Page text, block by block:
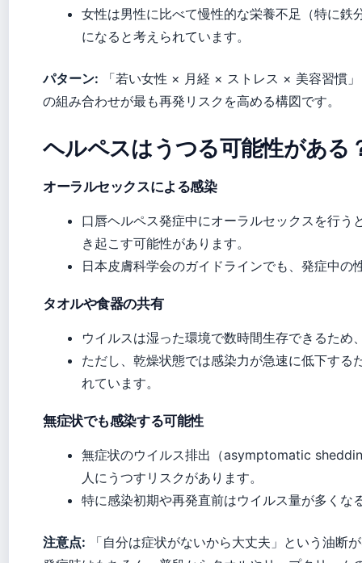
女性は男性に比べて慢性的な栄養不足（特に
になると考えられています。
パターン: 「若い女性 × 月経 × ストレス × 美容習慣」
の組み合わせが最も再発リスクを高める構図です。
ヘルペスはうつる可能性がある
オーラルセックスによる感染
口唇ヘルペス発症中にオーラルセックスを行
き起こす可能性があります。
日本皮膚科学会のガイドラインでも、発症中
タオルや食器の共有
ウイルスは湿った環境で数時間生存できるた
ただし、乾燥状態では感染力が急速に低下す
れています。
無症状でも感染する可能性
無症状のウイルス排出（asymptomatic
人にうつすリスクがあります。
特に感染初期や再発直前はウイルス量が多くな
注意点: 「自分は症状がないから大丈夫」という油断